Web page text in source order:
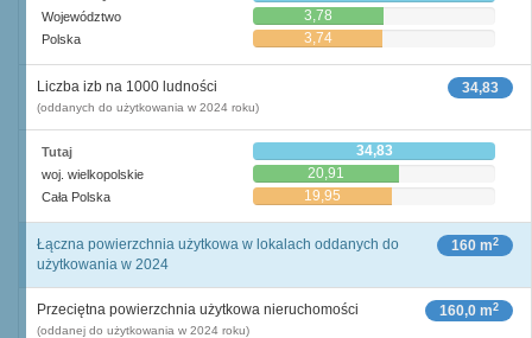
Województwo 3,78
Polska 3,74
34,83
Liczba izb na 1000 ludności
(oddanych do użytkowania w 2024 roku)
Tutaj 34,83
woj. wielkopolskie 20,91
Cała Polska 19,95
160 m2
Łączna powierzchnia użytkowa w lokalach oddanych do
użytkowania w 2024
160,0 m2
Przeciętna powierzchnia użytkowa nieruchomości
(oddanej do użytkowania w 2024 roku)